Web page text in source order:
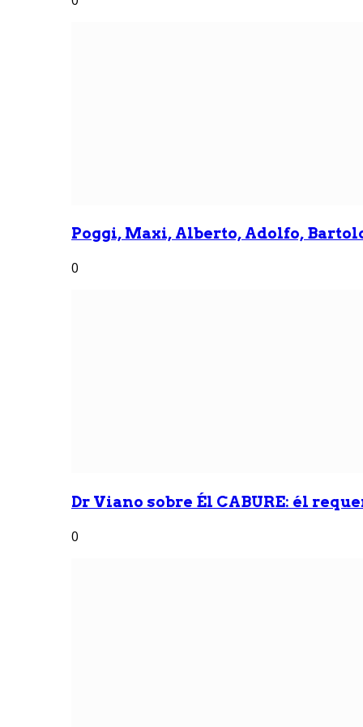
Poggi, Maxi, Alberto, Adolfo,
0
Dr Viano sobre Él CABURE: él
0